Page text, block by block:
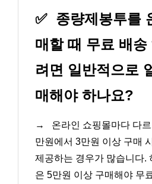
✅ 종량제봉투를
매할 때 무료 배
려면 일반적으로
매해야 하나요?
→
온라인 쇼핑몰마다 다
만원에서 3만원 이상 구매
제공하는 경우가 많습니다.
은 5만원 이상 구매해야 무